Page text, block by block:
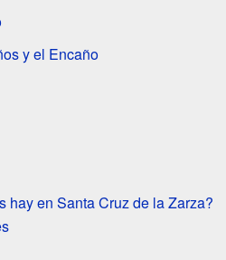
y el Encaño
hay en Santa Cruz de la Zarza?